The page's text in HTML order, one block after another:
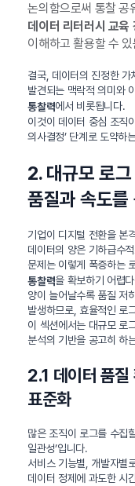
논의함으로써 통찰 공
데이터 리터러시 교육
이해하고 활용할 수
결국, 데이터의 진정한 가
발견되는 맥락적 의미와
통찰력에서 비롯됩니다.
이것이 데이터 중심 조직
의사결정’ 단계로 도약하
2. 대규모 로
품질과 속도를
기업이 디지털 전환을 본
데이터의 양은 기하급수
문제는 이렇게 폭증하는
통찰력을 확보하기 어렵
양이 늘어날수록 품질 저
발생하므로, 효율적인 로
이 섹션에서는 대규모 로
분석의 기반을 공고히 하
2.1 데이터 품질
표준화
많은 조직이 로그를 수집
일관성’입니다.
서비스 기능별, 개발자별
데이터 정제에 과도한 시